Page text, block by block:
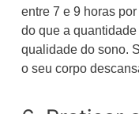
entre 7 e 9 horas
do que a
qualidade do sono.
o seu corpo